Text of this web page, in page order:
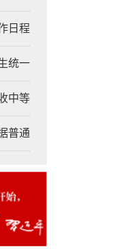
日程
统一
中等
普通